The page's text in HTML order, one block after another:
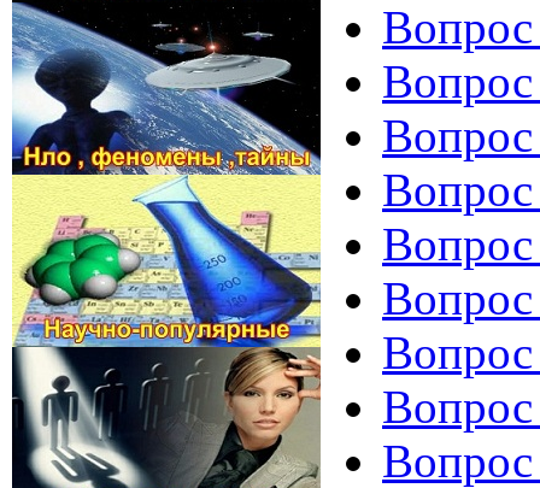
Вопрос
Вопрос